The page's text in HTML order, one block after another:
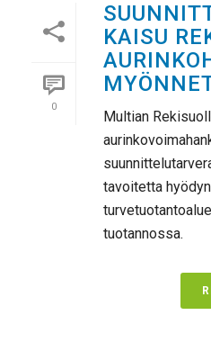
0
KAISU
Multian
tavoitetta
tuotannossa.